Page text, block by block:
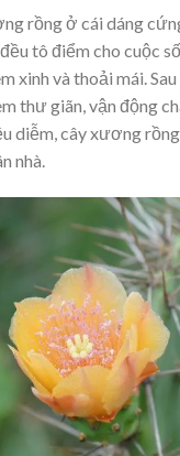
rồng ở cái dáng
tô điểm cho cuộc
xinh và thoải mái.
thư giãn, vận động
diễm, cây xương
nhà.